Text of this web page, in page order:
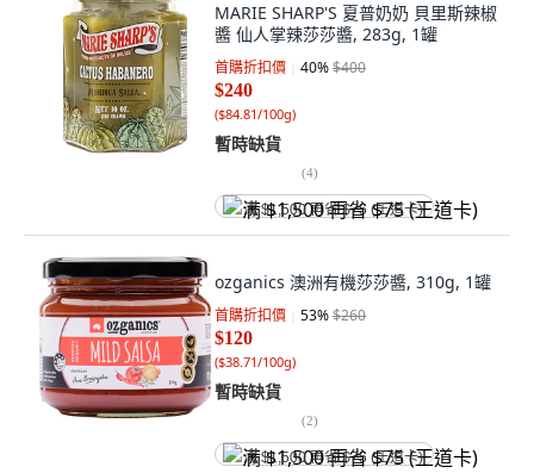
MARIE SHARP'S 夏普奶奶 貝里斯辣椒
醬 仙人掌辣莎莎醬, 283g, 1罐
首購折扣價 40%$400
$240
($84.81/100g)
暫時缺貨
(4)
满 $1,500 再省 $75 (王道卡)
ozganics 澳洲有機莎莎醬, 310g, 1罐
首購折扣價 53%$260
$120
($38.71/100g)
暫時缺貨
(2)
满 $1,500 再省 $75 (王道卡)